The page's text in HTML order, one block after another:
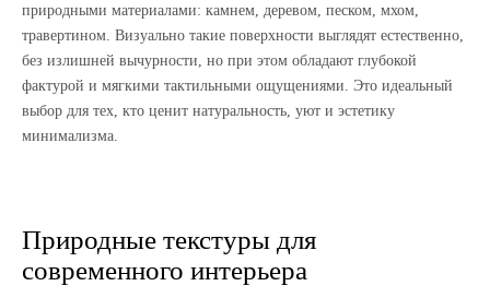
природными материалами: камнем, деревом, песком, мхом,
травертином. Визуально такие поверхности выглядят естественно,
без излишней вычурности, но при этом обладают глубокой
фактурой и мягкими тактильными ощущениями. Это идеальный
выбор для тех, кто ценит натуральность, уют и эстетику
минимализма.
Природные текстуры для
современного интерьера